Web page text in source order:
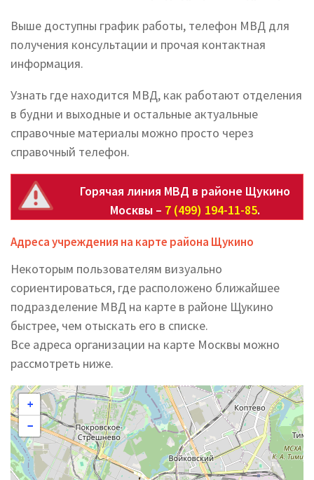
Выше доступны график работы, телефон МВД для
получения консультации и прочая контактная
информация.
Узнать где находится МВД, как работают отделения
в будни и выходные и остальные актуальные
справочные материалы можно просто через
справочный телефон.
Горячая линия МВД в районе Щукино
Москвы – 7 (499) 194-11-85.
Адреса учреждения на карте района Щукино
Некоторым пользователям визуально
сориентироваться, где расположено ближайшее
подразделение МВД на карте в районе Щукино
быстрее, чем отыскать его в списке.
Все адреса организации на карте Москвы можно
рассмотреть ниже.
+
−